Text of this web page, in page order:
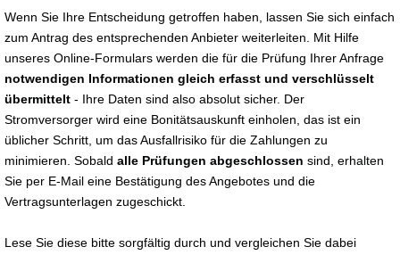
Wenn Sie Ihre Entscheidung getroffen haben, lassen Sie sich einfach
zum Antrag des entsprechenden Anbieter weiterleiten. Mit Hilfe
unseres Online-Formulars werden die für die Prüfung Ihrer Anfrage
notwendigen Informationen gleich erfasst und verschlüsselt
übermittelt - Ihre Daten sind also absolut sicher. Der
Stromversorger wird eine Bonitätsauskunft einholen, das ist ein
üblicher Schritt, um das Ausfallrisiko für die Zahlungen zu
minimieren. Sobald alle Prüfungen abgeschlossen sind, erhalten
Sie per E-Mail eine Bestätigung des Angebotes und die
Vertragsunterlagen zugeschickt.
Lese Sie diese bitte sorgfältig durch und vergleichen Sie dabei